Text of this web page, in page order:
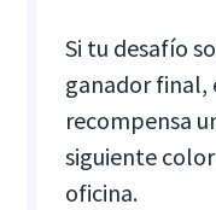
Si tu desafío
ganador final,
recompensa
siguiente
oficina.